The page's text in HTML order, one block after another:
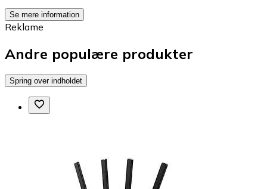
Se mere information
Reklame
Andre populære produkter
Spring over indholdet